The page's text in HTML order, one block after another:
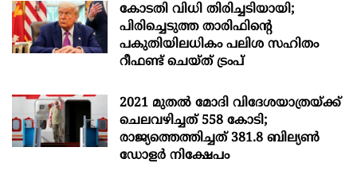
കോടതി വിധി തിരിച്ചടിയായി;
പിരിച്ചെടുത്ത താരിഫിന്‍റെ
പകുതിയിലധികം പലിശ സഹിതം
റീഫണ്ട് ചെയ്ത് ട്രംപ്
2021 മുതൽ മോദി വിദേശയാത്രയ്ക്ക്
ചെലവഴിച്ചത് 558 കോടി;
രാജ്യത്തെത്തിച്ചത് 381.8 ബില്യൺ
ഡോളർ നിക്ഷേപം